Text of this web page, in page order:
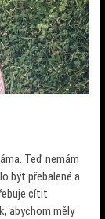
Teď nemám
být přebalené a
cítit
abychom měly